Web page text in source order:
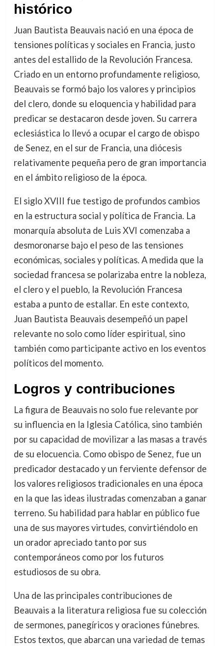
histórico
Juan Bautista Beauvais nació en una época de
tensiones políticas y sociales en Francia, justo
antes del estallido de la Revolución Francesa.
Criado en un entorno profundamente religioso,
Beauvais se formó bajo los valores y principios
del clero, donde su eloquencia y habilidad para
predicar se destacaron desde joven. Su carrera
eclesiástica lo llevó a ocupar el cargo de obispo
de Senez, en el sur de Francia, una diócesis
relativamente pequeña pero de gran importancia
en el ámbito religioso de la época.
El siglo XVIII fue testigo de profundos cambios
en la estructura social y política de Francia. La
monarquía absoluta de Luis XVI comenzaba a
desmoronarse bajo el peso de las tensiones
económicas, sociales y políticas. A medida que la
sociedad francesa se polarizaba entre la nobleza,
el clero y el pueblo, la Revolución Francesa
estaba a punto de estallar. En este contexto,
Juan Bautista Beauvais desempeñó un papel
relevante no solo como líder espiritual, sino
también como participante activo en los eventos
políticos del momento.
Logros y contribuciones
La figura de Beauvais no solo fue relevante por
su influencia en la Iglesia Católica, sino también
por su capacidad de movilizar a las masas a través
de su elocuencia. Como obispo de Senez, fue un
predicador destacado y un ferviente defensor de
los valores religiosos tradicionales en una época
en la que las ideas ilustradas comenzaban a ganar
terreno. Su habilidad para hablar en público fue
una de sus mayores virtudes, convirtiéndolo en
un orador apreciado tanto por sus
contemporáneos como por los futuros
estudiosos de su obra.
Una de las principales contribuciones de
Beauvais a la literatura religiosa fue su colección
de sermones, panegíricos y oraciones fúnebres.
Estos textos, que abarcan una variedad de temas